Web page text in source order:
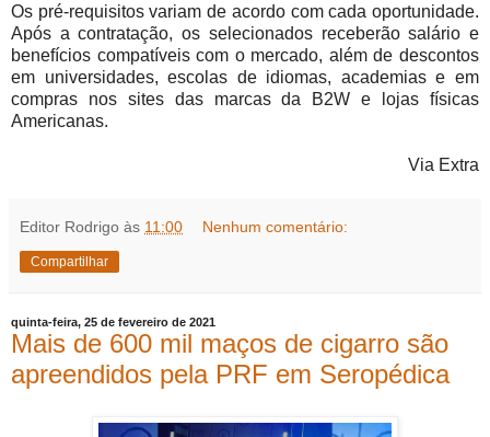
Os pré-requisitos variam de acordo com cada oportunidade.
Após a contratação, os selecionados receberão salário e
benefícios compatíveis com o mercado, além de descontos
em universidades, escolas de idiomas, academias e em
compras nos sites das marcas da B2W e lojas físicas
Americanas.
Via Extra
Editor Rodrigo às 11:00 Nenhum comentário:
Compartilhar
quinta-feira, 25 de fevereiro de 2021
Mais de 600 mil maços de cigarro são
apreendidos pela PRF em Seropédica